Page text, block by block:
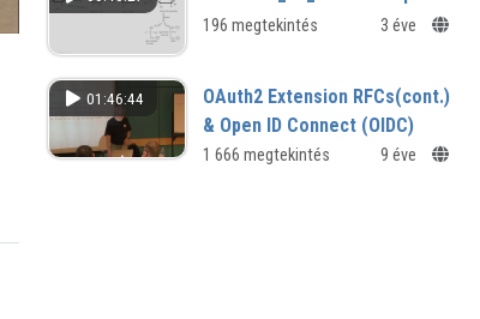
196 megtekintés 3 éve
01:46:44
OAuth2 Extension RFCs(cont.)
& Open ID Connect (OIDC)
oauth_029___hedberg_oauth_03.mp4
1 666 megtekintés 9 éve